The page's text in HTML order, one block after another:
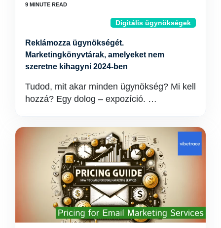
Digitális ügynökségek
Reklámozza ügynökségét.
Marketingkönyvtárak, amelyeket nem
szeretne kihagyni 2024-ben
Tudod, mit akar minden ügynökség? Mi kell
hozzá? Egy dolog – expozíció. …